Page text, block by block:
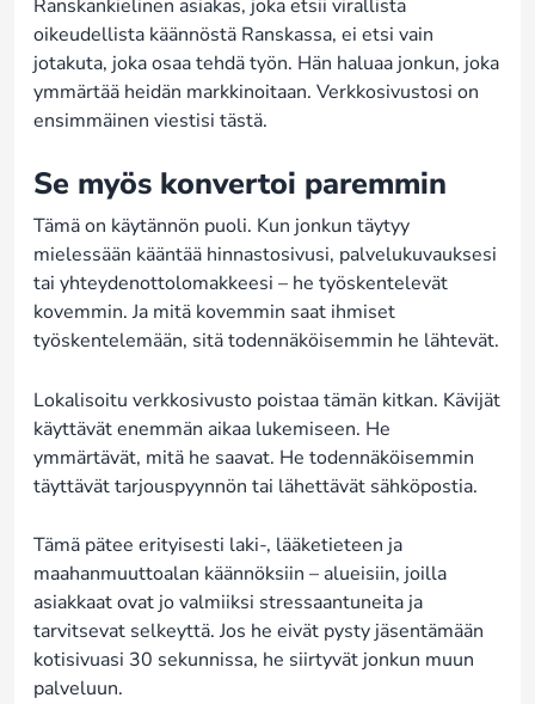
Ranskankielinen asiakas, joka etsii virallista
oikeudellista käännöstä Ranskassa, ei etsi vain
jotakuta, joka osaa tehdä työn. Hän haluaa jonkun, joka
ymmärtää heidän markkinoitaan. Verkkosivustosi on
ensimmäinen viestisi tästä.
Se myös konvertoi paremmin
Tämä on käytännön puoli. Kun jonkun täytyy
mielessään kääntää hinnastosivusi, palvelukuvauksesi
tai yhteydenottolomakkeesi – he työskentelevät
kovemmin. Ja mitä kovemmin saat ihmiset
työskentelemään, sitä todennäköisemmin he lähtevät.
Lokalisoitu verkkosivusto poistaa tämän kitkan. Kävijät
käyttävät enemmän aikaa lukemiseen. He
ymmärtävät, mitä he saavat. He todennäköisemmin
täyttävät tarjouspyynnön tai lähettävät sähköpostia.
Tämä pätee erityisesti laki-, lääketieteen ja
maahanmuuttoalan käännöksiin – alueisiin, joilla
asiakkaat ovat jo valmiiksi stressaantuneita ja
tarvitsevat selkeyttä. Jos he eivät pysty jäsentämään
kotisivuasi 30 sekunnissa, he siirtyvät jonkun muun
palveluun.